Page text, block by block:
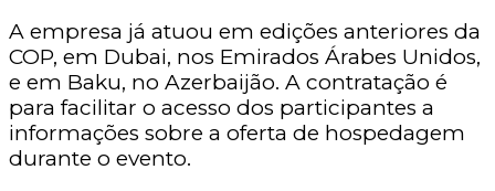
A empresa já atuou em edições anteriores da
COP, em Dubai, nos Emirados Árabes Unidos,
e em Baku, no Azerbaijão. A contratação é
para facilitar o acesso dos participantes a
informações sobre a oferta de hospedagem
durante o evento.